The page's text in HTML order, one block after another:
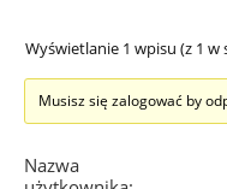
Wyświetlanie 1 wpisu (z 1 w
Musisz się zalogować by
Nazwa